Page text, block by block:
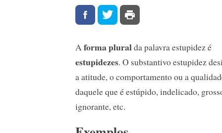
Aforma pluralda palavra estupidez é
estupidezes. O substantivo estupidez
a atitude, o comportamento ou a
daquele que é estúpido, indelicado,
ignorante, etc.